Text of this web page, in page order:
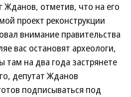
Жданов, отметив, что на его
проект реконструкции
внимание правительства
вас остановят археологи,
там на два года застрянете
депутат Жданов
подписываться под